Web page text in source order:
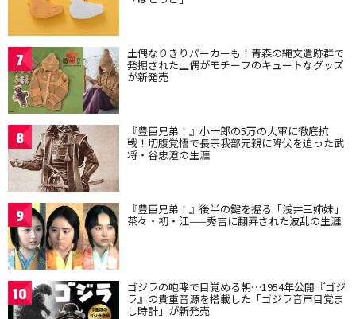
7 土偶なりきりパーカーも！青森の縄文遺跡群で
発掘された土偶がモチーフのキュートなグッズ
が新発売
8 『豊臣兄弟！』小一郎の5万の大軍に徹底抗
戦！切腹覚悟で長宗我部元親に降伏を迫った武
将・谷忠澄の生涯
9 『豊臣兄弟！』後半の鍵を握る「浅井三姉妹」
茶々・初・江——秀吉に翻弄された波乱の生涯
10 ゴジラの咆哮で目覚める朝…1954年公開『ゴジ
ラ』の貴重音源を搭載した「ゴジラ音声目覚ま
し時計」が新発売